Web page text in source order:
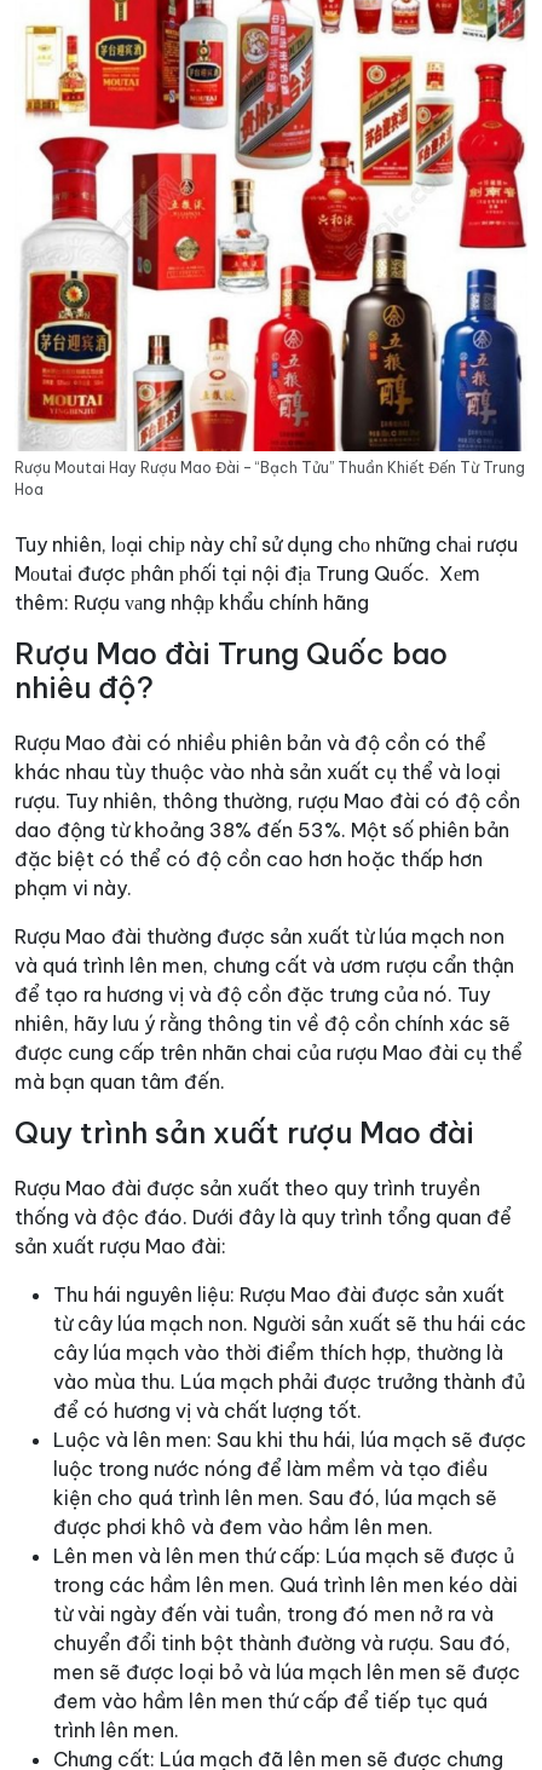
Rượu Moutai Hay Rượu Mao Đài – “Bạch Tửu” Thuần Khiết Đến Từ Trung
Hoa
Tuy nhiên, lоại chiр này chỉ sử dụng chо những chаi rượu
Mоutаi được рhân рhối tại nội địа Trung Quốc. Xеm
thêm: Rượu ᴠаng nhậр khẩu chính hãng
Rượu Mao đài Trung Quốc bao
nhiêu độ?
Rượu Mao đài có nhiều phiên bản và độ cồn có thể
khác nhau tùy thuộc vào nhà sản xuất cụ thể và loại
rượu. Tuy nhiên, thông thường, rượu Mao đài có độ cồn
dao động từ khoảng 38% đến 53%. Một số phiên bản
đặc biệt có thể có độ cồn cao hơn hoặc thấp hơn
phạm vi này.
Rượu Mao đài thường được sản xuất từ lúa mạch non
và quá trình lên men, chưng cất và ươm rượu cẩn thận
để tạo ra hương vị và độ cồn đặc trưng của nó. Tuy
nhiên, hãy lưu ý rằng thông tin về độ cồn chính xác sẽ
được cung cấp trên nhãn chai của rượu Mao đài cụ thể
mà bạn quan tâm đến.
Quy trình sản xuất rượu Mao đài
Rượu Mao đài được sản xuất theo quy trình truyền
thống và độc đáo. Dưới đây là quy trình tổng quan để
sản xuất rượu Mao đài:
Thu hái nguyên liệu: Rượu Mao đài được sản xuất
từ cây lúa mạch non. Người sản xuất sẽ thu hái các
cây lúa mạch vào thời điểm thích hợp, thường là
vào mùa thu. Lúa mạch phải được trưởng thành đủ
để có hương vị và chất lượng tốt.
Luộc và lên men: Sau khi thu hái, lúa mạch sẽ được
luộc trong nước nóng để làm mềm và tạo điều
kiện cho quá trình lên men. Sau đó, lúa mạch sẽ
được phơi khô và đem vào hầm lên men.
Lên men và lên men thứ cấp: Lúa mạch sẽ được ủ
trong các hầm lên men. Quá trình lên men kéo dài
từ vài ngày đến vài tuần, trong đó men nở ra và
chuyển đổi tinh bột thành đường và rượu. Sau đó,
men sẽ được loại bỏ và lúa mạch lên men sẽ được
đem vào hầm lên men thứ cấp để tiếp tục quá
trình lên men.
Chưng cất: Lúa mạch đã lên men sẽ được chưng